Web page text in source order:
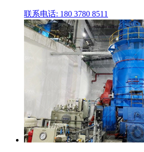
联系电话: 180 3780 8511